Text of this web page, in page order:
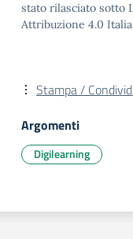
stato rilasciato sotto
Attribuzione 4.0
Stampa /
Argomenti
Digilearning